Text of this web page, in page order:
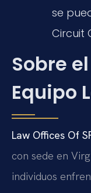
se
Circuit
Sobre
Equipo
Law Offices Of
con sede en
individuos